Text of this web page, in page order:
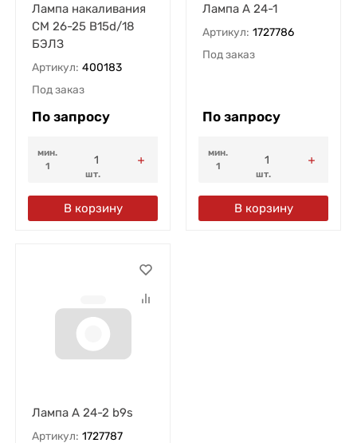
Лампа накаливания
СМ 26-25 В15d/18
БЭЛЗ
Артикул: 400183
Под заказ
По запросу
мин.
1
шт.
В корзину
Лампа А 24-1
Артикул: 1727786
Под заказ
По запросу
мин.
1
шт.
В корзину
Лампа А 24-2 b9s
Артикул: 1727787